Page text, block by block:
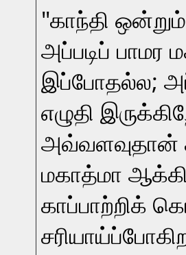
"காந்தி
அப்படிப் பாமர
இப்போதல்ல;
எழுதி
அவ்வளவுதான்
மகாத்மா
காப்பாற்றிக்